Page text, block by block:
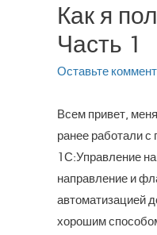
Как я
Часть 1
Оставьте
Всем привет,
ранее работали
1С:Управление
направление и
автоматизацией
хорошим